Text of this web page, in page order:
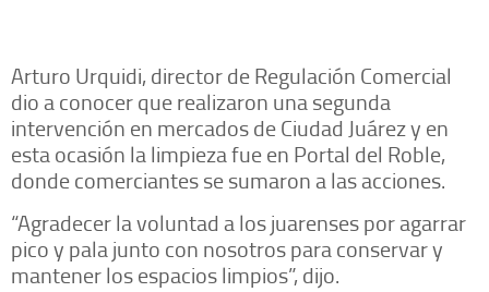
Arturo Urquidi, director de Regulación Comercial
dio a conocer que realizaron una segunda
intervención en mercados de Ciudad Juárez y en
esta ocasión la limpieza fue en Portal del Roble,
donde comerciantes se sumaron a las acciones.
“Agradecer la voluntad a los juarenses por agarrar
pico y pala junto con nosotros para conservar y
mantener los espacios limpios”, dijo.